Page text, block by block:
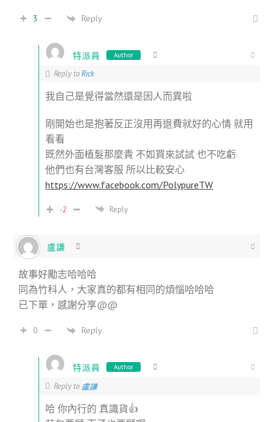
3 Reply
特派員 Author
Reply toRick
我自己是覺得當然還是因人而異啦
剛開始也是抱著反正沒用再退費就好的心情 就用
看看
既然外面植髮那麼貴 不如買來試試 也不吃虧
他們也有台灣客服 所以比較安心
https://www.facebook.com/PolypureTW
-2 Reply
盧謙
故事好勵志哈哈哈
同為竹科人，大家真的都有相同的煩惱哈哈哈
已下單，感謝分享@@
0 Reply
特派員 Author
Reply to 盧謙
哈 你內行的 真識貨👍